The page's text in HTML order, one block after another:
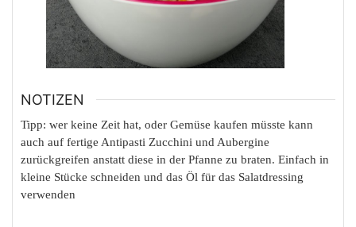
NOTIZEN
Tipp: wer keine Zeit hat, oder Gemüse kaufen müsste kann
auch auf fertige Antipasti Zucchini und Aubergine
zurückgreifen anstatt diese in der Pfanne zu braten. Einfach in
kleine Stücke schneiden und das Öl für das Salatdressing
verwenden